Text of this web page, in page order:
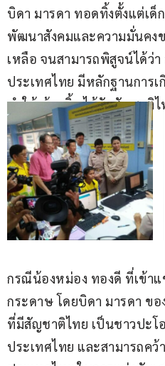
บิดา มารดา ทอดทิ้งตั้งแต่เด็
พัฒนาสังคมและความมั่นคง
เหลือ จนสามารถพิสูจน์ได้ว่า
ประเทศไทย มีหลักฐานการ
ทำให้ น้องยิ้ม ได้รับสัญชาติไ
กรณีน้องหม่อง ทองดี ที่เข้า
กระดาษ โดยบิดา มารดา ข
ที่มีสัญชาติไทย เป็นชาวปะโ
ประเทศไทย และสามารถคว้